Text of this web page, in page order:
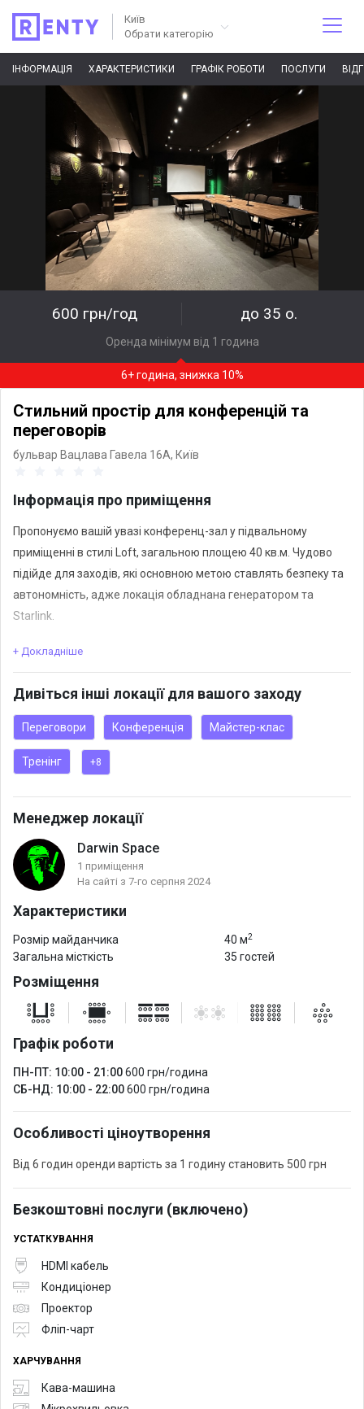
Київ
Обрати категорію
ІНФОРМАЦІЯ ХАРАКТЕРИСТИКИ ГРАФІК РОБОТИ ПОСЛУГИ
600 грн/год до 35 о.
Оренда мінімум від 1 година
6+ година, знижка 10%
Стильний простір для конференцій та
переговорів
бульвар Вацлава Гавела 16А, Київ
Інформація про приміщення
Пропонуємо вашій увазі конференц-зал у підвальному
приміщенні в стилі Loft, загальною площею 40 кв.м. Чудово
підійде для заходів, які основною метою ставлять безпеку та
автономність, адже локація обладнана генератором та
Starlink.
Приміщення одночасно вміщує в себе до 35 осіб з різним
фліпчарт, стільці та столи.
Ідеально підходить для:
✅ конференцій
✅ стратегічних сесій
✅ майстер-класів
✅ курсів
✅ корпоративів
✅ аукціонів
Чому саме ми?
повна автономність завдяки генератору та Starlink;
наявність достатньої кількості паркомісць;
️технічне забезпечення - сучасне обладнання для будь-яких
+ Докладніше
Дивіться інші локації для вашого заходу
Переговори Конференція Майстер-клас
Тренінг +8
Менеджер локації
Darwin Space
1 приміщення
На сайті з 7-го серпня 2024
Характеристики
Розмір майданчика 40 м2
Загальна місткість 35 гостей
Розміщення
Графік роботи
ПН-ПТ: 10:00 - 21:00600 грн/година
СБ-НД: 10:00 - 22:00600 грн/година
Особливості ціноутворення
Від 6 годин оренди вартість за 1 годину становить 500 грн
Безкоштовні послуги (включено)
УСТАТКУВАННЯ
HDMI кабель
Кондиціонер
Проектор
Фліп-чарт
ХАРЧУВАННЯ
Кава-машина